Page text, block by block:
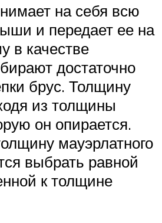
на себя всю
и передает ее на
в качестве
достаточно
брус. Толщину
из толщины
он опирается.
мауэрлатного
выбрать равной
к толщине